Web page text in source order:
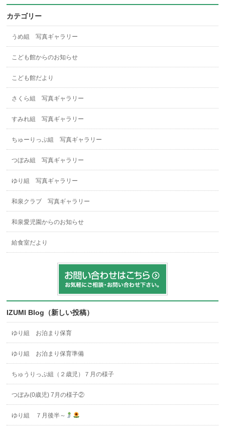
カテゴリー
うめ組 写真ギャラリー
こども館からのお知らせ
こども館だより
さくら組 写真ギャラリー
すみれ組 写真ギャラリー
ちゅーりっぷ組 写真ギャラリー
つぼみ組 写真ギャラリー
ゆり組 写真ギャラリー
和泉クラブ 写真ギャラリー
和泉愛児園からのお知らせ
給食室だより
IZUMI Blog（新しい投稿）
ゆり組 お泊まり保育
ゆり組 お泊まり保育準備
ちゅうりっぷ組（２歳児）７月の様子
つぼみ(0歳児) 7月の様子②
ゆり組 ７月後半～